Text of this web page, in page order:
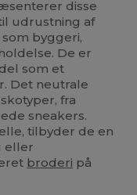
disse
udrustning af
byggeri,
De er
som et
Det neutrale
fra
sneakers.
tilbyder de en
eller
broderi på